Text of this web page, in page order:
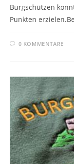
Burgschützen
Punkten
0 KOMMENTARE